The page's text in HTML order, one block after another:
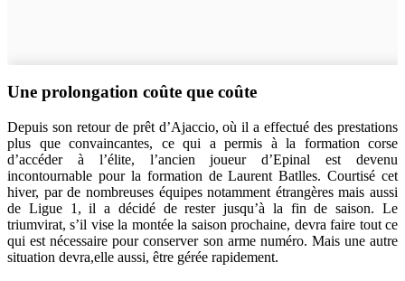
Une prolongation coûte que coûte
Depuis son retour de prêt d’Ajaccio, où il a effectué des prestations
plus que convaincantes, ce qui a permis à la formation corse
d’accéder à l’élite, l’ancien joueur d’Epinal est devenu
incontournable pour la formation de Laurent Batlles. Courtisé cet
hiver, par de nombreuses équipes notamment étrangères mais aussi
de Ligue 1, il a décidé de rester jusqu’à la fin de saison. Le
triumvirat, s’il vise la montée la saison prochaine, devra faire tout ce
qui est nécessaire pour conserver son arme numéro. Mais une autre
situation devra,elle aussi, être gérée rapidement.